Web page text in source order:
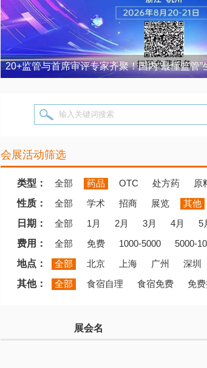
20+监管与首席审评专家齐聚！国内“最懂监管
输入关键词搜索
会展活动筛选
类型： 全部 药品 OTC 处方药 原
性质：
全部 学术 招商 展览
其他
日期：
全部 1月 2月 3月 4月 5
费用：
全部 免费 1000-5000 5000-
地点：
全部 北京 上海 广州 深圳
其他：
全部 食宿自理 食宿免费 免
展会名